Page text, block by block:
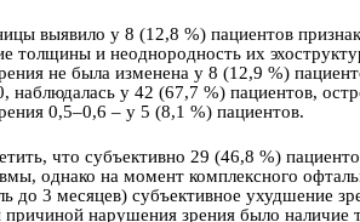
выявило у 8 (12,8 %) пaциентов
толщины и неоднородность их
не была изменена у 8 (12,9 %)
наблюдалась у 42 (67,7 %) пaциентов,
0,5–0,6 – у 5 (8,1 %) пaциентов.
что субъективно 29 (46,8 %)
однако на момент комплексного
до 3 месяцев) субъективное ухудшение
нарушения зрения было наличие